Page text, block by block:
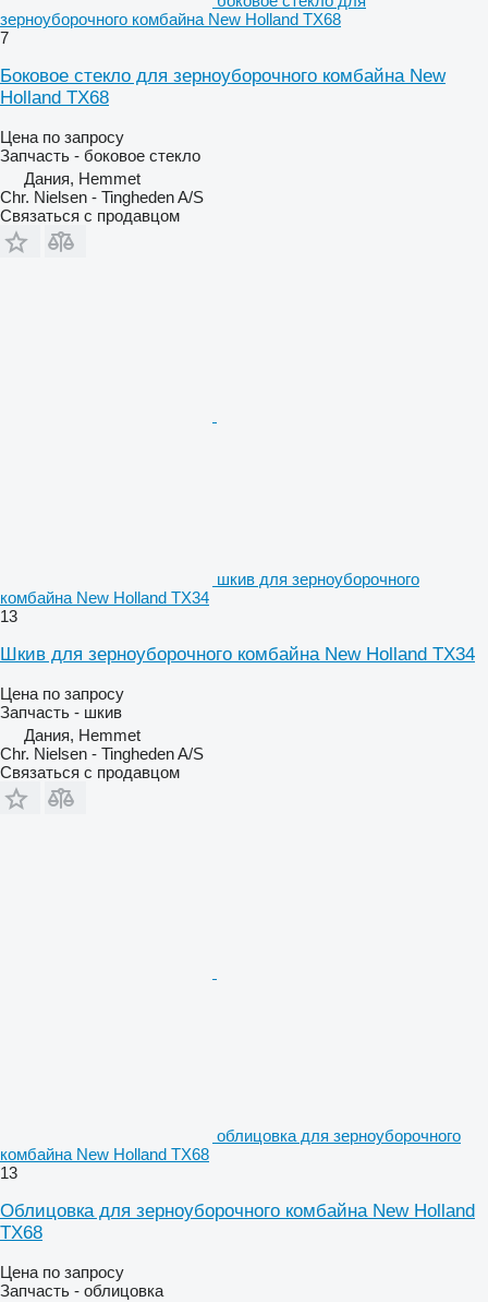
зерноуборочного комбайна New Holland TX68
7
Боковое стекло для зерноуборочного комбайна New
Holland TX68
Цена по запросу
Запчасть - боковое стекло
Дания, Hemmet
Chr. Nielsen - Tingheden A/S
Связаться с продавцом
шкив для зерноуборочного
комбайна New Holland TX34
13
Шкив для зерноуборочного комбайна New Holland TX34
Цена по запросу
Запчасть - шкив
Дания, Hemmet
Chr. Nielsen - Tingheden A/S
Связаться с продавцом
облицовка для зерноуборочного
комбайна New Holland TX68
13
Облицовка для зерноуборочного комбайна New Holland
TX68
Цена по запросу
Запчасть - облицовка